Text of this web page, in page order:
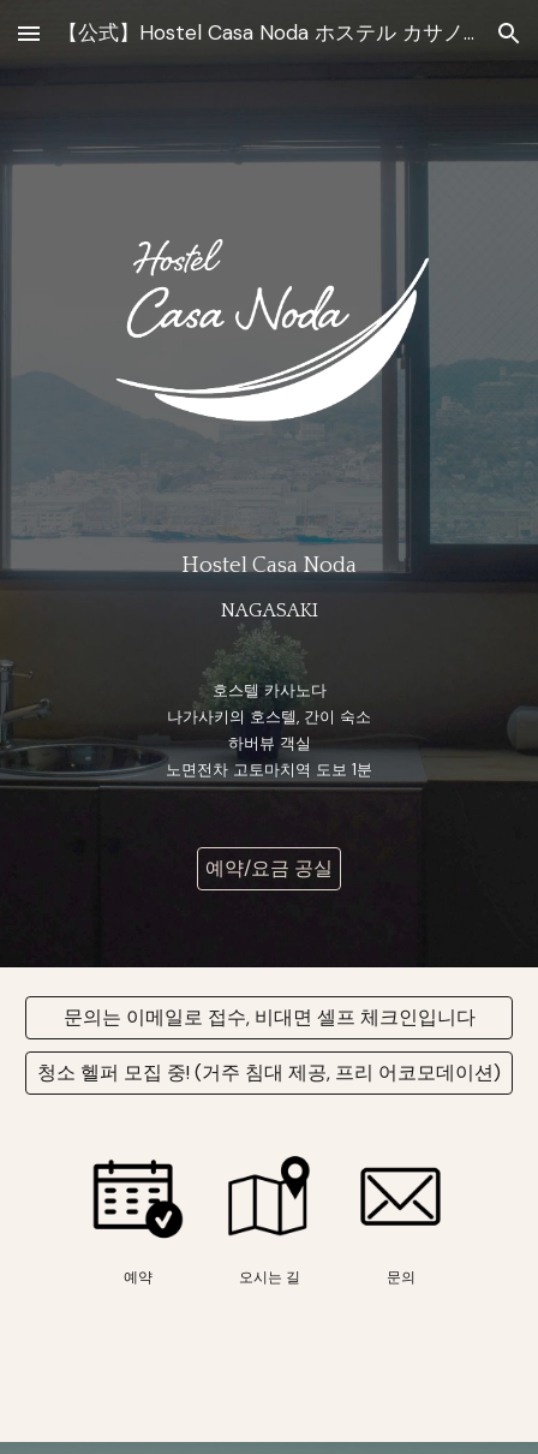
Skip to main content Skip to navigation
【公式】Hostel Casa Noda ホステル カサノダ 長崎
Hostel Casa Noda
NAGASAKI
호스텔 카사노다
나가사키의 호스텔, 간이 숙소
하버뷰 객실
노면전차 고토마치역 도보 1분
예약/요금 공실
문의는 이메일로 접수, 비대면 셀프 체크인입니다
청소 헬퍼 모집 중! (거주 침대 제공, 프리 어코모데이션)
예약 오시는 길 문의